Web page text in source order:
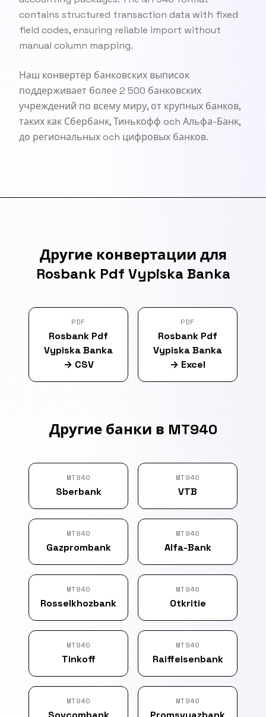
contains structured transaction data with fixed
field codes, ensuring reliable import without
manual column mapping.
Наш конвертер банковских выписок
поддерживает более 2 500 банковских
учреждений по всему миру, от крупных банков,
таких как Сбербанк, Тинькофф och Альфа-Банк,
до региональных och цифровых банков.
Другие конвертации для
Rosbank Pdf Vypiska Banka
PDF
Rosbank Pdf
Vypiska Banka
→ CSV
PDF
Rosbank Pdf
Vypiska Banka
→ Excel
Другие банки в MT940
MT940
Sberbank
MT940
VTB
MT940
Gazprombank
MT940
Alfa-Bank
MT940
Rosselkhozbank
MT940
Otkritie
MT940
Tinkoff
MT940
Raiffeisenbank
MT940 MT940